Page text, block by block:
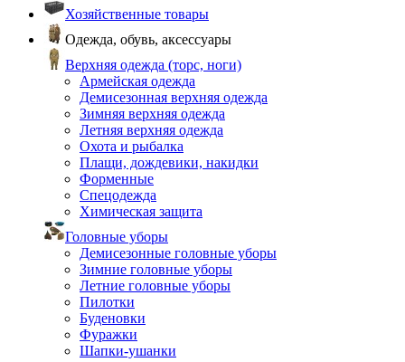
Хозяйственные товары
Одежда, обувь, аксессуары
Верхняя одежда (торс, ноги)
Армейская одежда
Демисезонная верхняя одежда
Зимняя верхняя одежда
Летняя верхняя одежда
Охота и рыбалка
Плащи, дождевики, накидки
Форменные
Спецодежда
Химическая защита
Головные уборы
Демисезонные головные уборы
Зимние головные уборы
Летние головные уборы
Пилотки
Буденовки
Фуражки
Шапки-ушанки